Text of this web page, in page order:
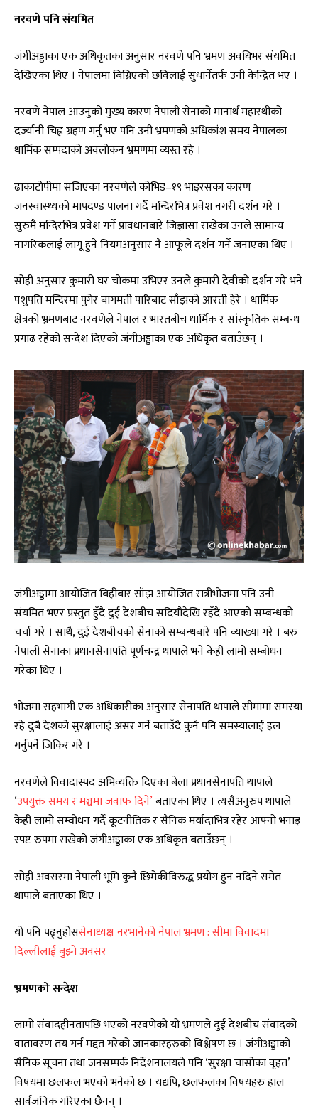
नरवणे पनि संयमित
जंगीअड्डाका एक अधिकृतका अनुसार नरवणे पनि भ्रमण अवधिभर संयमित
देखिएका थिए । नेपालमा बिग्रिएको छविलाई सुधार्नेतर्फ उनी केन्द्रित भए ।
नरवणे नेपाल आउनुको मुख्य कारण नेपाली सेनाको मानार्थ महारथीको
दर्ज्यानी चिह्न ग्रहण गर्नु भए पनि उनी भ्रमणको अधिकांश समय नेपालका
धार्मिक सम्पदाको अवलोकन भ्रमणमा व्यस्त रहे ।
ढाकाटोपीमा सजिएका नरवणेले कोभिड–१९ भाइरसका कारण
जनस्वास्थ्यको मापदण्ड पालना गर्दै मन्दिरभित्र प्रवेश नगरी दर्शन गरे ।
सुरुमै मन्दिरभित्र प्रवेश गर्ने प्रावधानबारे जिज्ञासा राखेका उनले सामान्य
नागरिकलाई लागू हुने नियमअनुसार नै आफूले दर्शन गर्ने जनाएका थिए ।
सोही अनुसार कुमारी घर चोकमा उभिएर उनले कुमारी देवीको दर्शन गरे भने
पशुपति मन्दिरमा पुगेर बागमती पारिबाट साँझको आरती हेरे । धार्मिक
क्षेत्रको भ्रमणबाट नरवणेले नेपाल र भारतबीच धार्मिक र सांस्कृतिक सम्बन्ध
प्रगाढ रहेको सन्देश दिएको जंगीअड्डाका एक अधिकृत बताउँछन् ।
जंगीअड्डामा आयोजित बिहीबार साँझ आयोजित रात्रीभोजमा पनि उनी
संयमित भएर प्रस्तुत हुँदै दुई देशबीच सदियौंदेखि रहँदै आएको सम्बन्धको
चर्चा गरे । साथै, दुई देशबीचको सेनाको सम्बन्धबारे पनि व्याख्या गरे । बरु
नेपाली सेनाका प्रधानसेनापति पूर्णचन्द्र थापाले भने केही लामो सम्बोधन
गरेका थिए ।
भोजमा सहभागी एक अधिकारीका अनुसार सेनापति थापाले सीमामा समस्या
रहे दुबै देशको सुरक्षालाई असर गर्ने बताउँदै कुनै पनि समस्यालाई हल
गर्नुपर्ने जिकिर गरे ।
नरवणेले विवादास्पद अभिव्यक्ति दिएका बेला प्रधानसेनापति थापाले
‘उपयुक्त समय र मञ्चमा जवाफ दिने’बताएका थिए । त्यसैअनुरुप थापाले
केही लामो सम्वोधन गर्दै कूटनीतिक र सैनिक मर्यादाभित्र रहेर आफ्नो भनाइ
स्पष्ट रुपमा राखेको जंगीअड्डाका एक अधिकृत बताउँछन् ।
सोही अवसरमा नेपाली भूमि कुनै छिमेकीविरुद्ध प्रयोग हुन नदिने समेत
थापाले बताएका थिए ।
यो पनि पढ्नुहोससेनाध्यक्ष नरभानेको नेपाल भ्रमण : सीमा विवादमा
दिल्लीलाई बुझ्ने अवसर
भ्रमणको सन्देश
लामो संवादहीनतापछि भएको नरवणेको यो भ्रमणले दुई देशबीच संवादको
वातावरण तय गर्न मद्दत गरेको जानकारहरुको विश्लेषण छ । जंगीअड्डाको
सैनिक सूचना तथा जनसम्पर्क निर्देशनालयले पनि ‘सुरक्षा चासोका वृहत’
विषयमा छलफल भएको भनेको छ । यद्यपि, छलफलका विषयहरु हाल
सार्वजनिक गरिएका छैनन् ।